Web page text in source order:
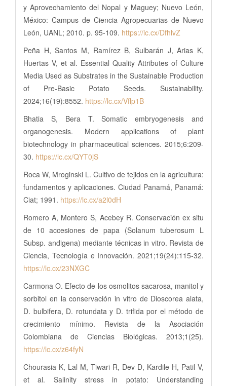
y Aprovechamiento del Nopal y Maguey; Nuevo León,
México: Campus de Ciencia Agropecuarias de Nuevo
León, UANL; 2010. p. 95-109. https://lc.cx/DfhlvZ
Peña H, Santos M, Ramírez B, Sulbarán J, Arias K,
Huertas V, et al. Essential Quality Attributes of Culture
Media Used as Substrates in the Sustainable Production
of Pre-Basic Potato Seeds. Sustainability.
2024;16(19):8552. https://lc.cx/Vflp1B
Bhatia S, Bera T. Somatic embryogenesis and
organogenesis. Modern applications of plant
biotechnology in pharmaceutical sciences. 2015;6:209-
30. https://lc.cx/QYT0jS
Roca W, Mroginski L. Cultivo de tejidos en la agricultura:
fundamentos y aplicaciones. Ciudad Panamá, Panamá:
Ciat; 1991. https://lc.cx/a2l0dH
Romero A, Montero S, Acebey R. Conservación ex situ
de 10 accesiones de papa (Solanum tuberosum L
Subsp. andigena) mediante técnicas in vitro. Revista de
Ciencia, Tecnología e Innovación. 2021;19(24):115-32.
https://lc.cx/23NXGC
Carmona O. Efecto de los osmolitos sacarosa, manitol y
sorbitol en la conservación in vitro de Dioscorea alata,
D. bulbifera, D. rotundata y D. trifida por el método de
crecimiento mínimo. Revista de la Asociación
Colombiana de Ciencias Biológicas. 2013;1(25).
https://lc.cx/z64fyN
Chourasia K, Lal M, Tiwari R, Dev D, Kardile H, Patil V,
et al. Salinity stress in potato: Understanding